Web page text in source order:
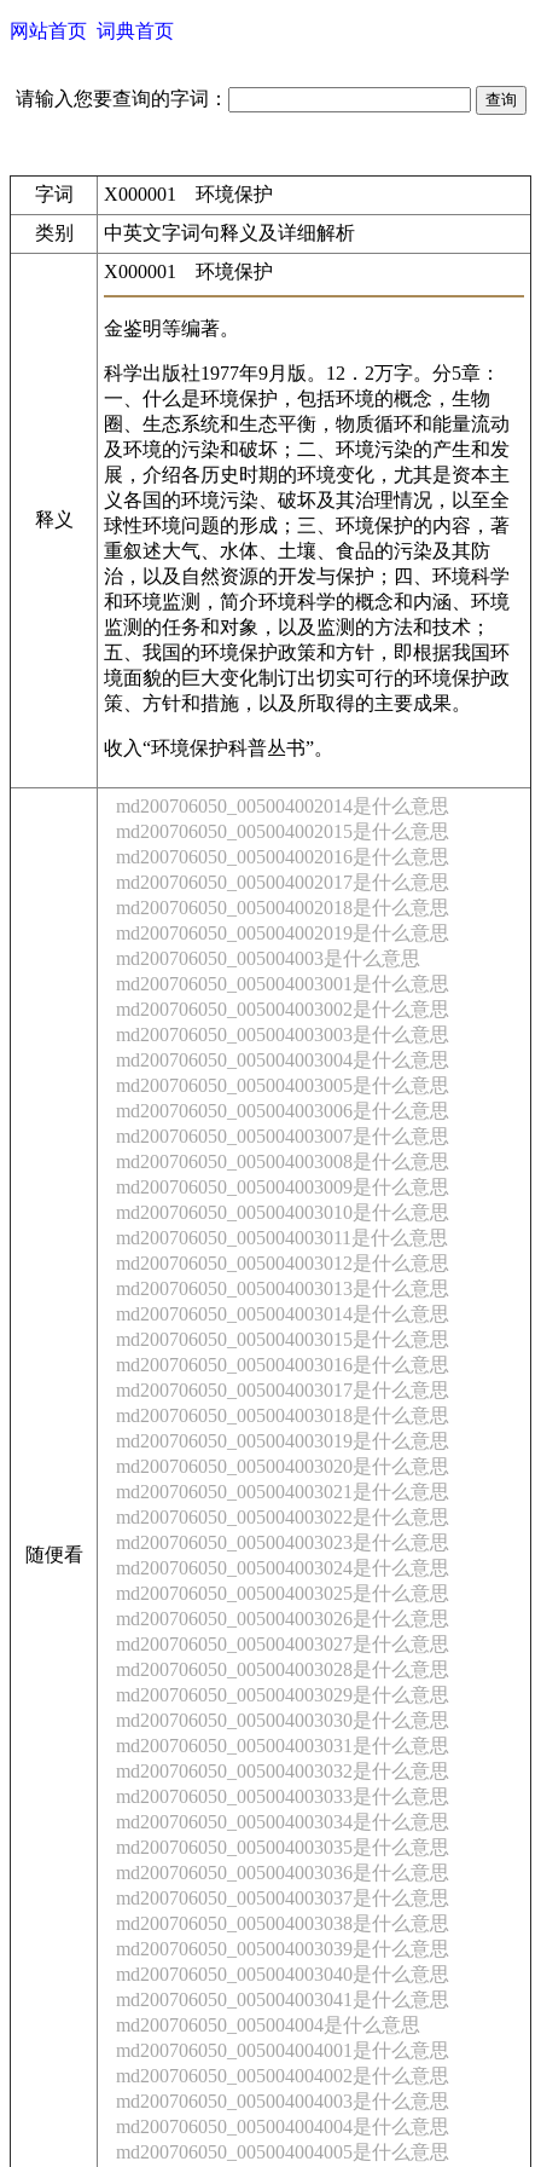
网站首页 词典首页
请输入您要查询的字词：
字词
X000001 环境保护
类别
中英文字词句释义及详细解析
释义
X000001 环境保护
金鉴明等编著。
科学出版社1977年9月版。12．2万字。分5章：
一、什么是环境保护，包括环境的概念，生物
圈、生态系统和生态平衡，物质循环和能量流动
及环境的污染和破坏；二、环境污染的产生和发
展，介绍各历史时期的环境变化，尤其是资本主
义各国的环境污染、破坏及其治理情况，以至全
球性环境问题的形成；三、环境保护的内容，著
重叙述大气、水体、土壤、食品的污染及其防
治，以及自然资源的开发与保护；四、环境科学
和环境监测，简介环境科学的概念和内涵、环境
监测的任务和对象，以及监测的方法和技术；
五、我国的环境保护政策和方针，即根据我国环
境面貌的巨大变化制订出切实可行的环境保护政
策、方针和措施，以及所取得的主要成果。
收入“环境保护科普丛书”。
随便看
md200706050_005004002014是什么意思
md200706050_005004002015是什么意思
md200706050_005004002016是什么意思
md200706050_005004002017是什么意思
md200706050_005004002018是什么意思
md200706050_005004002019是什么意思
md200706050_005004003是什么意思
md200706050_005004003001是什么意思
md200706050_005004003002是什么意思
md200706050_005004003003是什么意思
md200706050_005004003004是什么意思
md200706050_005004003005是什么意思
md200706050_005004003006是什么意思
md200706050_005004003007是什么意思
md200706050_005004003008是什么意思
md200706050_005004003009是什么意思
md200706050_005004003010是什么意思
md200706050_005004003011是什么意思
md200706050_005004003012是什么意思
md200706050_005004003013是什么意思
md200706050_005004003014是什么意思
md200706050_005004003015是什么意思
md200706050_005004003016是什么意思
md200706050_005004003017是什么意思
md200706050_005004003018是什么意思
md200706050_005004003019是什么意思
md200706050_005004003020是什么意思
md200706050_005004003021是什么意思
md200706050_005004003022是什么意思
md200706050_005004003023是什么意思
md200706050_005004003024是什么意思
md200706050_005004003025是什么意思
md200706050_005004003026是什么意思
md200706050_005004003027是什么意思
md200706050_005004003028是什么意思
md200706050_005004003029是什么意思
md200706050_005004003030是什么意思
md200706050_005004003031是什么意思
md200706050_005004003032是什么意思
md200706050_005004003033是什么意思
md200706050_005004003034是什么意思
md200706050_005004003035是什么意思
md200706050_005004003036是什么意思
md200706050_005004003037是什么意思
md200706050_005004003038是什么意思
md200706050_005004003039是什么意思
md200706050_005004003040是什么意思
md200706050_005004003041是什么意思
md200706050_005004004是什么意思
md200706050_005004004001是什么意思
md200706050_005004004002是什么意思
md200706050_005004004003是什么意思
md200706050_005004004004是什么意思
md200706050_005004004005是什么意思